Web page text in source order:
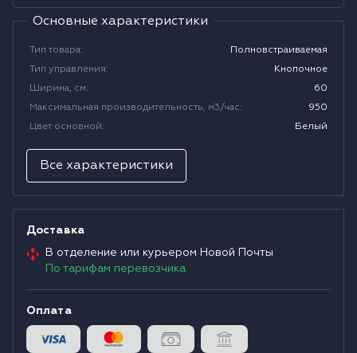
Водонагреватели
Сушильные машины
Основные характеристики
Тип товара:
Полновстраиваемая
Тип управления:
Кнопочное
Ширина, см:
60
Mаксимальная производительность, м3/час:
950
Цвет основной: Белый
Все характеристики
Доставка
В отделение или курьером Новой Почты
По тарифам перевозчика
Оплата